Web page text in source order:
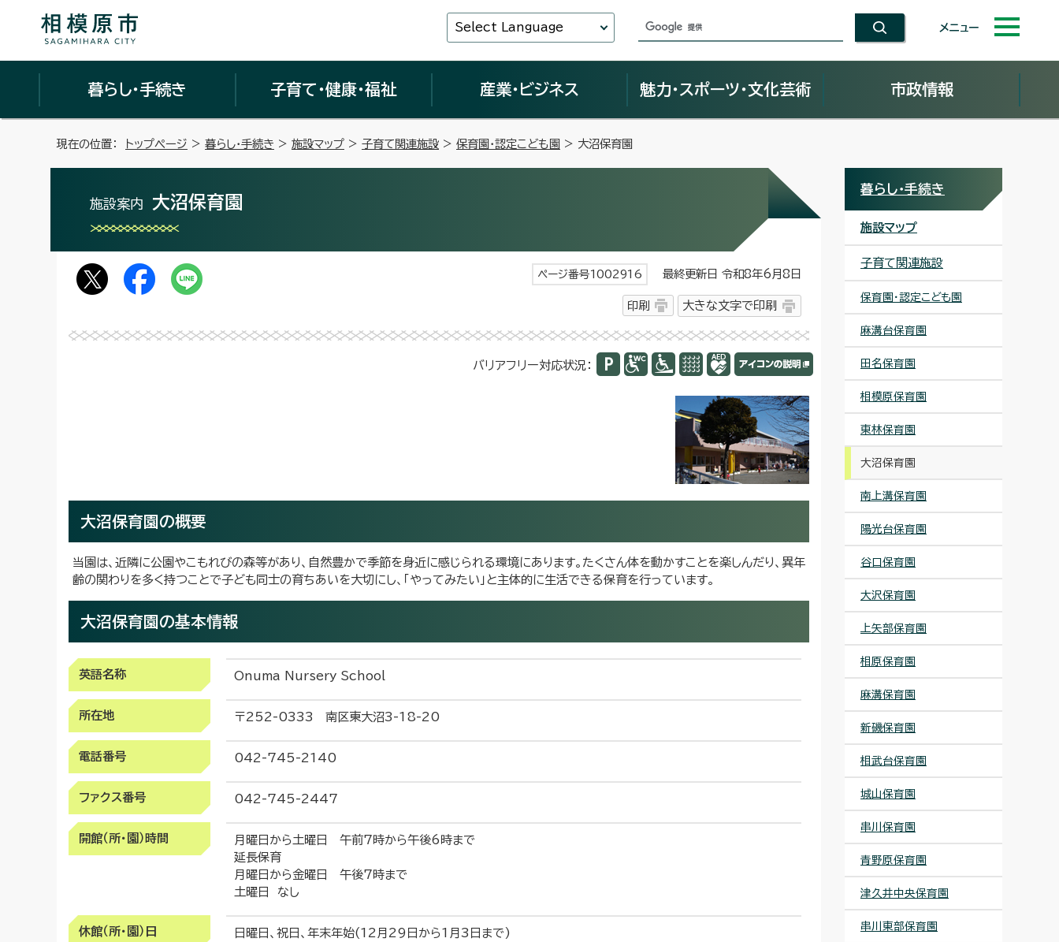
Select Language メニュー
暮らし・手続き 子育て・健康・福祉 産業・ビジネス 魅力・スポーツ・文化芸術 市政情報
現在の位置： トップページ > 暮らし・手続き > 施設マップ > 子育て関連施設 > 保育園・認定こども園 > 大沼保育園
施設案内 大沼保育園
ページ番号1002916 最終更新日 令和8年6月8日
印刷 大きな文字で印刷
バリアフリー対応状況：
大沼保育園の概要
当園は、近隣に公園やこもれびの森等があり、自然豊かで季節を身近に感じられる環境にあります。たくさん体を動かすことを楽しんだり、異年
齢の関わりを多く持つことで子ども同士の育ちあいを大切にし、「やってみたい」と主体的に生活できる保育を行っています。
大沼保育園の基本情報
英語名称 Onuma Nursery School
所在地 〒252-0333 南区東大沼3-18-20
電話番号 042-745-2140
ファクス番号 042-745-2447
開館（所・園）時間
月曜日から土曜日 午前7時から午後6時まで
延長保育
月曜日から金曜日 午後7時まで
土曜日 なし
休館（所・園）日 日曜日、祝日、年末年始(12月29日から1月3日まで)
暮らし・手続き
施設マップ
子育て関連施設
保育園・認定こども園
麻溝台保育園
田名保育園
相模原保育園
東林保育園
大沼保育園
南上溝保育園
陽光台保育園
谷口保育園
大沢保育園
上矢部保育園
相原保育園
麻溝保育園
新磯保育園
相武台保育園
城山保育園
串川保育園
青野原保育園
津久井中央保育園
串川東部保育園